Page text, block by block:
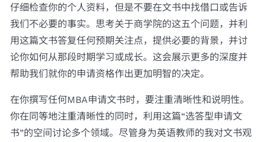
仔细检查你的个人资料，但是不要在文书中找借口或告诉
我们不必要的事实。思考关于商学院的这五个问题，并利
用这篇文书答复任何预期关注点，提供必要的背景，并讨
论你如何从那段时期学习或成长。这会展示更多的深度并
帮助我们就你的申请资格作出更加明智的决定。
在你撰写任何MBA申请文书时，要注重清晰性和说明性。
你在同等地注重清晰性的同时，利用这篇“选答型申请文
书”的空间讨论多个领域。尽管身为英语教师的我对文书观